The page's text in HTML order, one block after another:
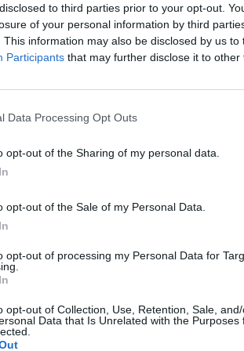
to third parties prior to your opt-out.
of your personal information by third
This information may also be disclosed by us
Participants that may further disclose it to other
Data Processing Opt Outs
opt-out of the Sharing of my personal data.
opt-out of the Sale of my Personal Data.
opt-out of processing my Personal Data for
opt-out of Collection, Use, Retention, Sale,
Data that Is Unrelated with the Purposes
από παντού και
φωτιά κοντά στο δάσος
Σπάρτης ευχαριστεί και συγχαίρει
20:03
ενεργό μέτωπο η φωτιά
11:51